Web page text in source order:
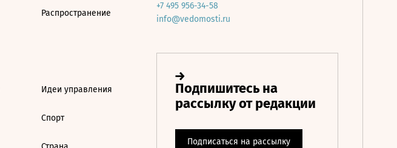
Распространение
Идеи управления
Спорт
+7 495 956-34-58
info@vedomosti.ru